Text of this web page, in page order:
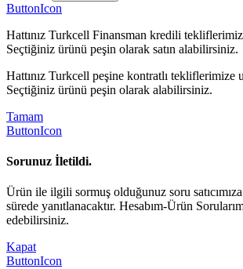
ButtonIcon
Hattınız Turkcell Finansman kredili
Seçtiğiniz ürünü peşin olarak satın alabilirsiniz.
Hattınız Turkcell peşine kontratlı tekliflerimize
Seçtiğiniz ürünü peşin olarak alabilirsiniz.
Tamam
ButtonIcon
Sorunuz İletildi.
Ürün ile ilgili sormuş olduğunuz soru
sürede yanıtlanacaktır. Hesabım-Ürün
edebilirsiniz.
Kapat
ButtonIcon